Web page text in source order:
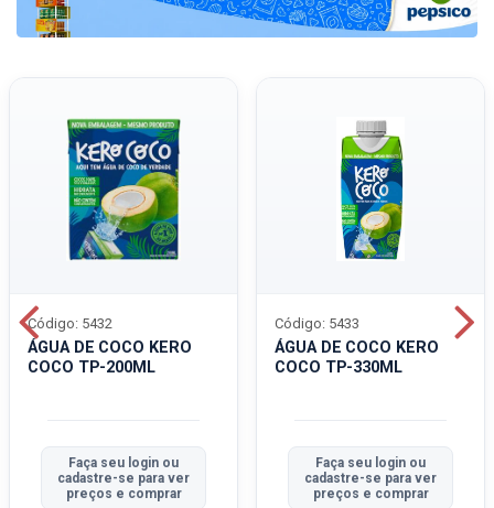
ÁGUA DE COCO KERO
COCO TP-200ML
Código: 5432
Faça seu login ou
cadastre-se para ver
preços e comprar
ÁGUA DE COCO KERO
COCO TP-330ML
Código: 5433
Faça seu login ou
cadastre-se para ver
preços e comprar